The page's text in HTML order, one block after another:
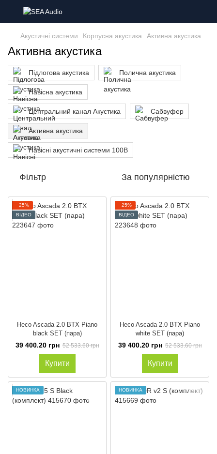
Акустичні системи Корпусна акустика Активна акустика
Активна акустика
Підлогова акустика Полична акустика
Навісна акустика
Центральний канал Акустика Сабвуфер
Активна акустика
Навісні акустичні системи 100В
Фільтр За популярністю
−25%
ВІДЕО
Heco Ascada 2.0 BTX Piano
black SET (пара)
39 400.20 грн 52 533.60 грн
Купити
−25%
ВІДЕО
Heco Ascada 2.0 BTX Piano
white SET (пара)
39 400.20 грн 52 533.60 грн
Купити
НОВИНКА НОВИНКА